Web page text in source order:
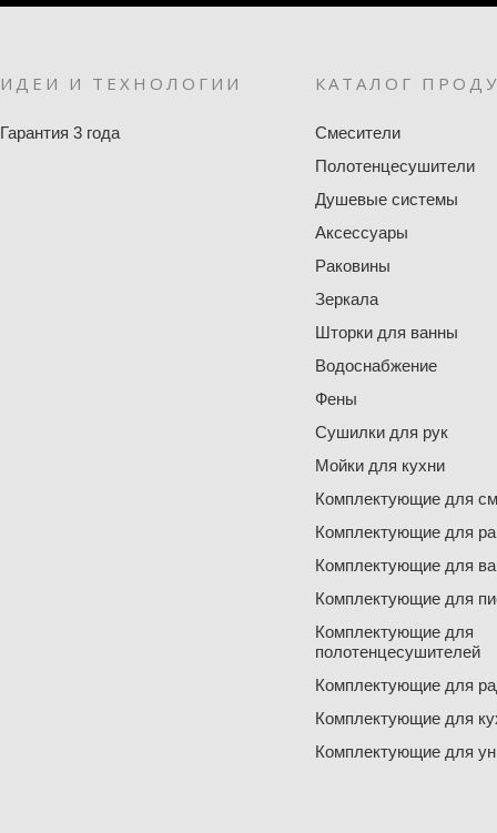
ИДЕИ И ТЕХНОЛОГИИ
Гарантия 3 года
КАТАЛОГ
Смесители
Полотенцесушители
Душевые системы
Аксессуары
Раковины
Зеркала
Шторки для ванны
Водоснабжение
Фены
Сушилки для рук
Мойки для кухни
Комплектующие для
Комплектующие для
Комплектующие для
Комплектующие для
Комплектующие для
полотенцесушителей
Комплектующие для
Комплектующие для
Комплектующие для